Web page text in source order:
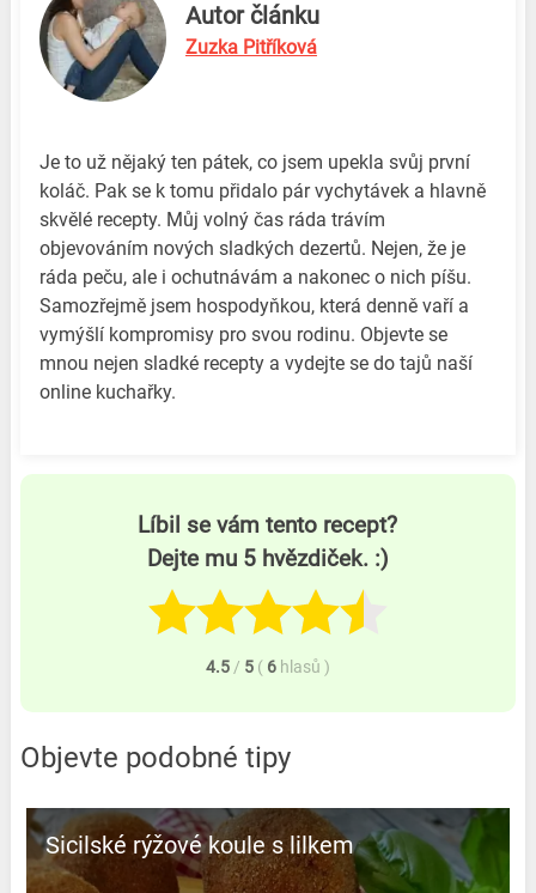
Autor článku
Zuzka Pitříková
Je to už nějaký ten pátek, co jsem upekla svůj první
koláč. Pak se k tomu přidalo pár vychytávek a hlavně
skvělé recepty. Můj volný čas ráda trávím
objevováním nových sladkých dezertů. Nejen, že je
ráda peču, ale i ochutnávám a nakonec o nich píšu.
Samozřejmě jsem hospodyňkou, která denně vaří a
vymýšlí kompromisy pro svou rodinu. Objevte se
mnou nejen sladké recepty a vydejte se do tajů naší
online kuchařky.
Líbil se vám tento recept?
Dejte mu 5 hvězdiček. :)
4.5 / 5 ( 6 hlasů )
Objevte podobné tipy
Sicilské rýžové koule s lilkem